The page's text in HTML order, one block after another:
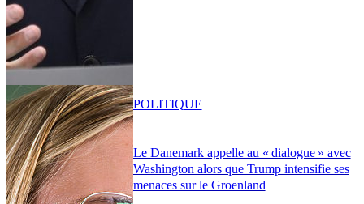
Le Danemark appelle au « dialogue » avec
Washington alors que Trump intensifie ses
menaces sur le Groenland
POLITIQUE